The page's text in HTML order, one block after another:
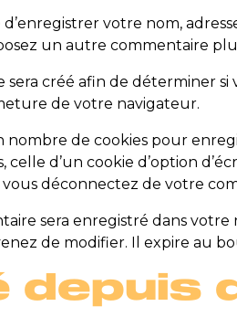
votre nom,
un autre commentaire
créé afin de déterminer
de votre navigateur.
de cookies pour
d’un cookie d’option
déconnectez de votre
sera enregistré dans
de modifier. Il expire au